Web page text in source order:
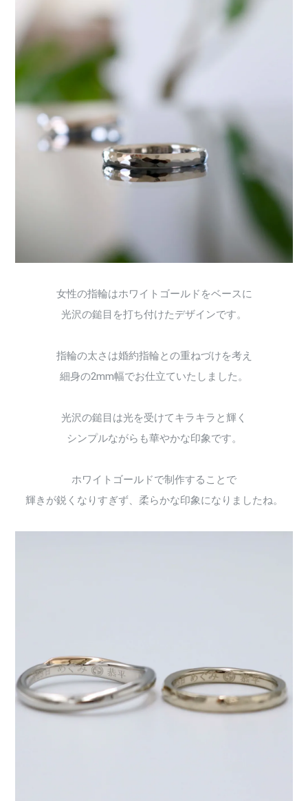
女性の指輪はホワイトゴールドをベースに
光沢の鎚目を打ち付けたデザインです。
指輪の太さは婚約指輪との重ねづけを考え
細身の2mm幅でお仕立ていたしました。
光沢の鎚目は光を受けてキラキラと輝く
シンプルながらも華やかな印象です。
ホワイトゴールドで制作することで
輝きが鋭くなりすぎず、柔らかな印象になりましたね。